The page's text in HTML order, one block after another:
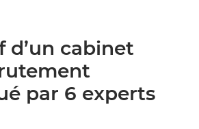
d’un cabinet
par 6 experts